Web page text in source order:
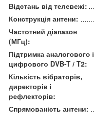
Відстань від телевежі:
Конструкція антени:
Частотний діапазон
(МГц):
Підтримка аналогового і
цифрового DVB-T / T2:
Кількість вібраторів,
директорів і
рефлекторів:
Спрямованість антени: